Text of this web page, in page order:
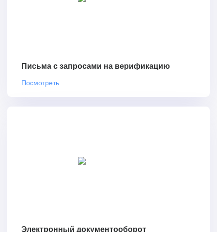
Письма с запросами на верификацию
Посмотреть
Электронный документооборот